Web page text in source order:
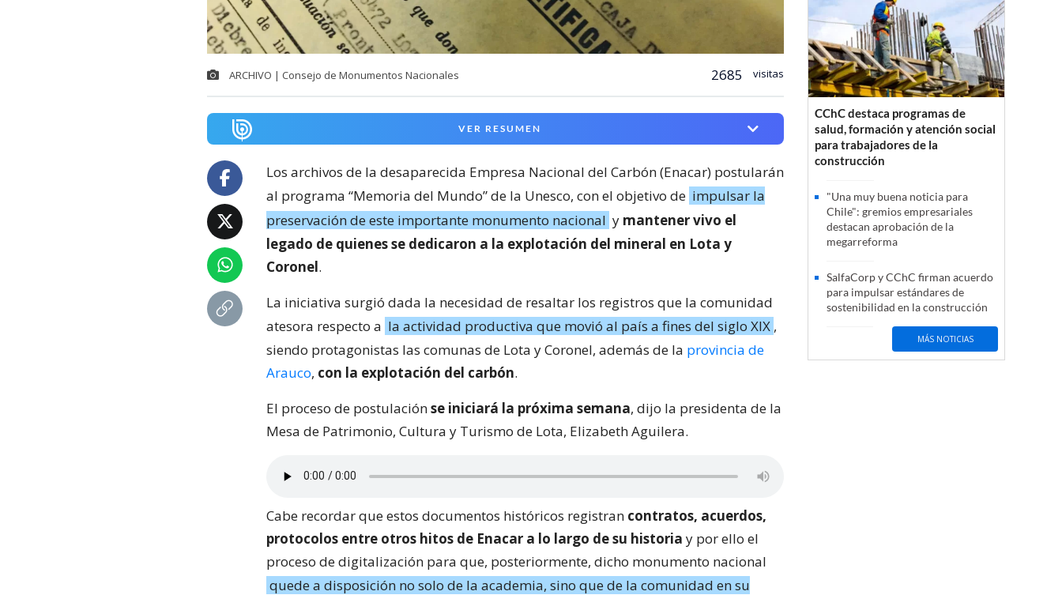
ARCHIVO | Consejo de Monumentos Nacionales 2685 visitas
VER RESUMEN
Los archivos de la desaparecida Empresa Nacional del Carbón (Enacar) postularán
al programa “Memoria del Mundo” de la Unesco, con el objetivo de impulsar la
preservación de este importante monumento nacional y mantener vivo el
legado de quienes se dedicaron a la explotación del mineral en Lota y
Coronel.
La iniciativa surgió dada la necesidad de resaltar los registros que la comunidad
atesora respecto a la actividad productiva que movió al país a fines del siglo XIX ,
siendo protagonistas las comunas de Lota y Coronel, además de la provincia de
Arauco, con la explotación del carbón.
El proceso de postulaciónse iniciará la próxima semana, dijo la presidenta de la
Mesa de Patrimonio, Cultura y Turismo de Lota, Elizabeth Aguilera.
Cabe recordar que estos documentos históricos registran contratos, acuerdos,
protocolos entre otros hitos de Enacar a lo largo de su historia y por ello el
proceso de digitalización para que, posteriormente, dicho monumento nacional
quede a disposición no solo de la academia, sino que de la comunidad en su
CChC destaca programas de
salud, formación y atención social
para trabajadores de la
construcción
"Una muy buena noticia para
Chile": gremios empresariales
destacan aprobación de la
megarreforma
SalfaCorp y CChC firman acuerdo
para impulsar estándares de
sostenibilidad en la construcción
MÁS NOTICIAS